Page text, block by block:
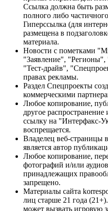
Ссылка должна быть
полного либо
Гиперссылка (для
размещена в
материала.
Новости с пометками
"Заявление",
"Тест-драйв",
правах рекламы.
Раздел Спецпроекты
коммерческими
Любое копирование,
другое
ссылку на "Интерфакс-
воспрещается.
Владелец веб-страницы
является автор
Любое копирование,
фотографий и/или
принадлежащих
запрещено.
Материалы сайта
лиц старше 21 года
может вызвать игровую